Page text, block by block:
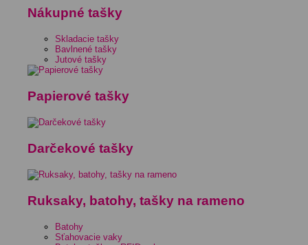
Nákupné tašky
Skladacie tašky
Bavlnené tašky
Jutové tašky
Papierové tašky
Darčekové tašky
Ruksaky, batohy, tašky na rameno
Batohy
Sťahovacie vaky